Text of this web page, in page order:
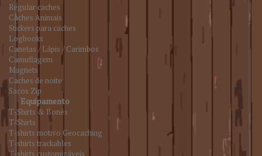
Regular caches
Caches Animais
Stickers para caches
Logbooks
Canetas / Lápis / Carimbos
Camuflagem
Magnets
Caches de noite
Sacos Zip
Equipamento
T-Shirts & Bonés
T-Shirts
T-shirts motivo Geocaching
T-shirts trackables
T-shirts customizáveis